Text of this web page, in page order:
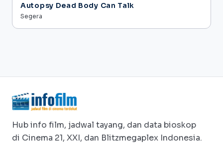
Autopsy Dead Body Can Talk
Segera
Hub info film, jadwal tayang, dan data bioskop
di Cinema 21, XXI, dan Blitzmegaplex Indonesia.